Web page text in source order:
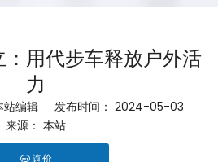
用代步车释放户外活
力
站编辑 发布时间： 2024-05-03
来源： 本站
询价